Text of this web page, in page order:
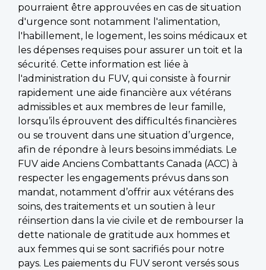
pourraient être approuvées en cas de situation
d'urgence sont notamment l'alimentation,
l'habillement, le logement, les soins médicaux et
les dépenses requises pour assurer un toit et la
sécurité. Cette information est liée à
l'administration du FUV, qui consiste à fournir
rapidement une aide financière aux vétérans
admissibles et aux membres de leur famille,
lorsqu’ils éprouvent des difficultés financières
ou se trouvent dans une situation d’urgence,
afin de répondre à leurs besoins immédiats. Le
FUV aide Anciens Combattants Canada (ACC) à
respecter les engagements prévus dans son
mandat, notamment d’offrir aux vétérans des
soins, des traitements et un soutien à leur
réinsertion dans la vie civile et de rembourser la
dette nationale de gratitude aux hommes et
aux femmes qui se sont sacrifiés pour notre
pays. Les paiements du FUV seront versés sous